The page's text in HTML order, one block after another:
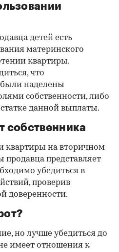
детей есть
материнского
квартиры.
что
наделены
собственности, либо
данной выплаты.
собственника
квартиры на вторичном
продавца представляет
убедиться в
проверив
доверенности.
но лучше убедиться до
имеет отношения к